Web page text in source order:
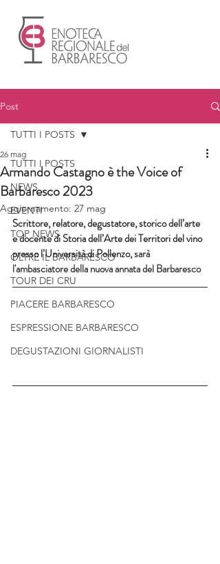
Post
TUTTI I POSTS
NEWS
EVENTI
TOP NEWS
OLTRE IL BARBARESCO
TOUR DEI CRU
PIACERE BARBARESCO
ESPRESSIONE BARBARESCO
DEGUSTAZIONI GIORNALISTI
TUTTI I POSTS
Armando Castagno è the Voice of
Barbaresco 2023
26 mag
Aggiornamento: 27 mag
Scrittore, relatore, degustatore, storico dell’arte
e docente di Storia dell’Arte dei Territori del vino
presso l’Università di Pollenzo, sarà
l'ambasciatore della nuova annata del Barbaresco